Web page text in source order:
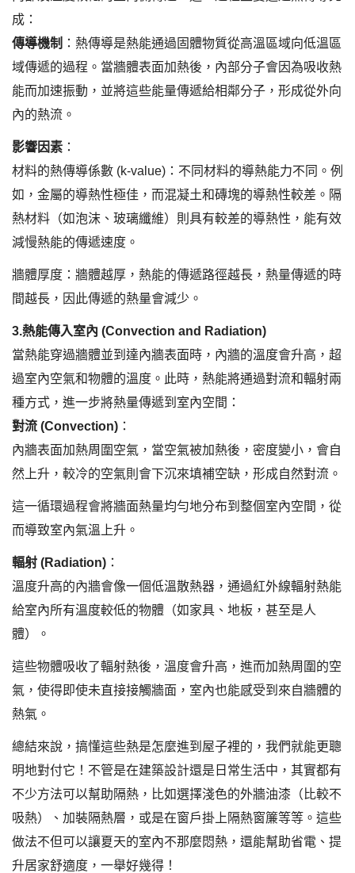
成：
傳導機制 ：熱傳導是熱能通過固體物質從高溫區域向低溫區
域傳遞的過程。當牆體表面加熱後，內部分子會因為吸收熱
能而加速振動，並將這些能量傳遞給相鄰分子，形成從外向
內的熱流。
影響因素 ：
材料的熱傳導係數 (k-value)：不同材料的導熱能力不同。例
如，金屬的導熱性極佳，而混凝土和磚塊的導熱性較差。隔
熱材料（如泡沫、玻璃纖維）則具有較差的導熱性，能有效
減慢熱能的傳遞速度。
牆體厚度：牆體越厚，熱能的傳遞路徑越長，熱量傳遞的時
間越長，因此傳遞的熱量會減少。
3.熱能傳入室內 (Convection and Radiation)
當熱能穿過牆體並到達內牆表面時，內牆的溫度會升高，超
過室內空氣和物體的溫度。此時，熱能將通過對流和輻射兩
種方式，進一步將熱量傳遞到室內空間：
對流 (Convection) ：
內牆表面加熱周圍空氣，當空氣被加熱後，密度變小，會自
然上升，較冷的空氣則會下沉來填補空缺，形成自然對流。
這一循環過程會將牆面熱量均勻地分布到整個室內空間，從
而導致室內氣溫上升。
輻射 (Radiation) ：
溫度升高的內牆會像一個低溫散熱器，通過紅外線輻射熱能
給室內所有溫度較低的物體（如家具、地板，甚至是人
體）。
這些物體吸收了輻射熱後，溫度會升高，進而加熱周圍的空
氣，使得即使未直接接觸牆面，室內也能感受到來自牆體的
熱氣。
總結來說，搞懂這些熱是怎麼進到屋子裡的，我們就能更聰
明地對付它！不管是在建築設計還是日常生活中，其實都有
不少方法可以幫助隔熱，比如選擇淺色的外牆油漆（比較不
吸熱）、加裝隔熱層，或是在窗戶掛上隔熱窗簾等等。這些
做法不但可以讓夏天的室內不那麼悶熱，還能幫助省電、提
升居家舒適度，一舉好幾得！